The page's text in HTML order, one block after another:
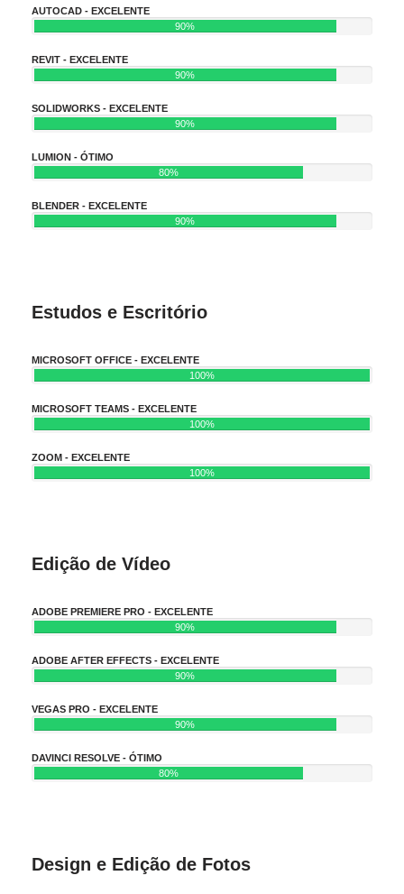
AUTOCAD - EXCELENTE
90%
REVIT - EXCELENTE
90%
SOLIDWORKS - EXCELENTE
90%
LUMION - ÓTIMO
80%
BLENDER - EXCELENTE
90%
Estudos e Escritório
MICROSOFT OFFICE - EXCELENTE
100%
MICROSOFT TEAMS - EXCELENTE
100%
ZOOM - EXCELENTE
100%
Edição de Vídeo
ADOBE PREMIERE PRO - EXCELENTE
90%
ADOBE AFTER EFFECTS - EXCELENTE
90%
VEGAS PRO - EXCELENTE
90%
DAVINCI RESOLVE - ÓTIMO
80%
Design e Edição de Fotos